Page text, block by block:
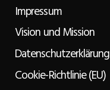
Impressum
Vision und Mission
Datenschutzerklärung
Cookie-Richtlinie (EU)